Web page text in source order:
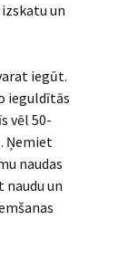
un
iegūt.
ieguldītās
vēl 50-
Ņemiet
naudas
un